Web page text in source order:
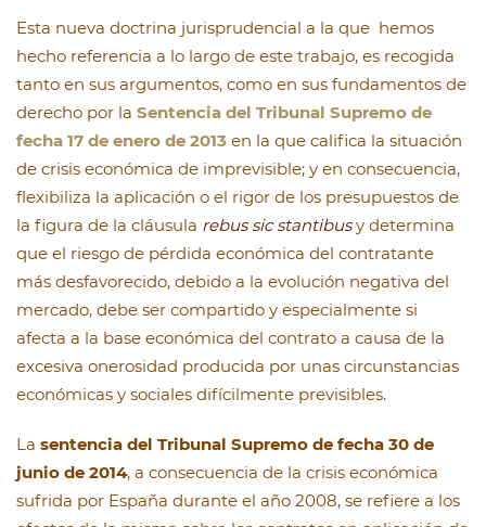
Esta nueva doctrina jurisprudencial a la que hemos
hecho referencia a lo largo de este trabajo, es recogida
tanto en sus argumentos, como en sus fundamentos de
derecho por la Sentencia del Tribunal Supremo de
fecha 17 de enero de 2013 en la que califica la situación
de crisis económica de imprevisible; y en consecuencia,
flexibiliza la aplicación o el rigor de los presupuestos de
la figura de la cláusula rebus sic stantibusy determina
que el riesgo de pérdida económica del contratante
más desfavorecido, debido a la evolución negativa del
mercado, debe ser compartido y especialmente si
afecta a la base económica del contrato a causa de la
excesiva onerosidad producida por unas circunstancias
económicas y sociales difícilmente previsibles.
La sentencia del Tribunal Supremo de fecha 30 de
junio de 2014, a consecuencia de la crisis económica
sufrida por España durante el año 2008, se refiere a los